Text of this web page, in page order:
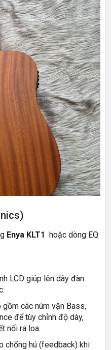
Enya KLT1 hoặc dòng EQ
LCD giúp lên dây đàn
gồm các núm vặn Bass,
để tùy chỉnh độ dày,
nối ra loa.
chống hú (feedback) khi